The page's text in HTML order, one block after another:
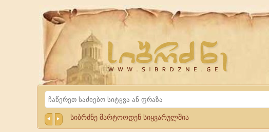
Website
Sibrdzne.ge
Search
სიბრძნე მარტოოდენ სიყვარულშია